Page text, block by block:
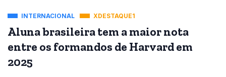
INTERNACIONAL XDESTAQUE1
Aluna brasileira tem a maior nota
entre os formandos de Harvard em
2025